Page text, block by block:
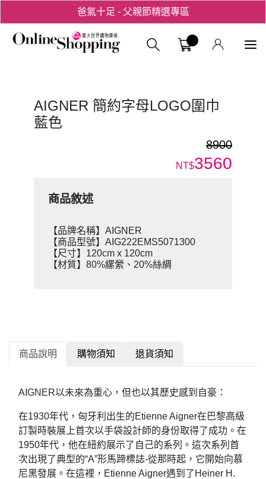
爸氣十足 - 父親節精選專區
用心愛你！七夕星選禮遇！義大購物
AIGNER 簡約字母LOGO圍巾
藍色
8900
NT$3560
商品敘述
【品牌名稱】AIGNER
【商品型號】AIG222EMS5071300
【尺寸】120cm x 120cm
【材質】80%縲縈、20%絲綢
商品說明 購物須知 退貨須知
AIGNER以未來為重心，但也以其歷史感到自豪：
在1930年代，匈牙利出生的Etienne Aigner在巴黎高級
訂製時裝展上首次以手袋設計師的身份取得了成功。在
1950年代，他在紐約展示了自己的系列。這次系列首
次出現了典型的“A”形馬蹄標誌-從那時起，它開始向慕
尼黑發展。在這裡，Etienne Aigner遇到了Heiner H.